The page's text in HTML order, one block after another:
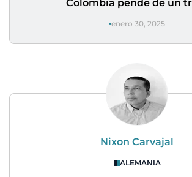
Colombia pende de un
enero 30, 2025
Nixon Carvajal
ALEMANIA